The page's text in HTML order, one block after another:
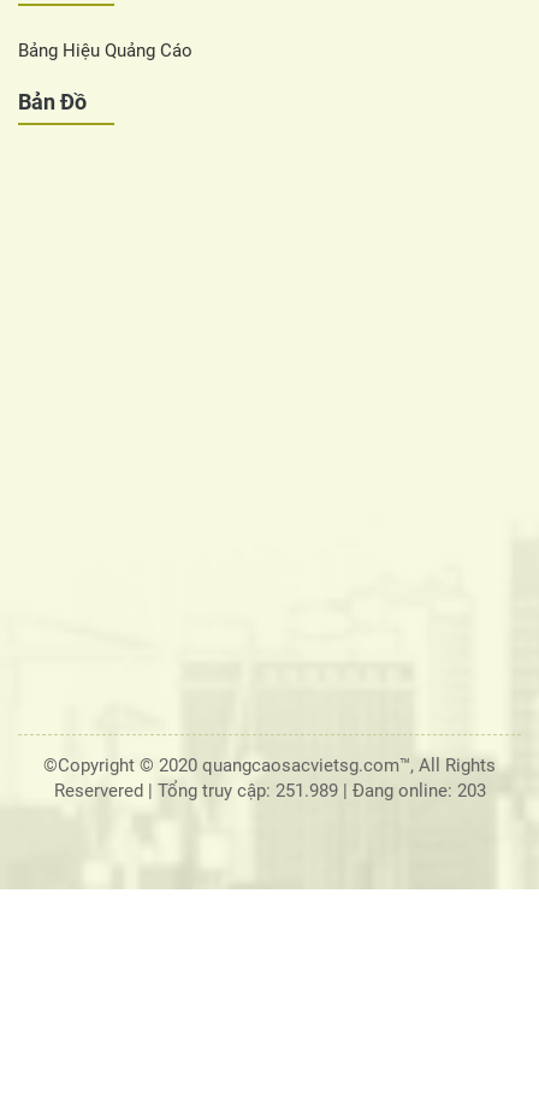
Bảng Hiệu Quảng Cáo
Bản Đồ
©Copyright © 2020 quangcaosacvietsg.com™, All Rights
Reservered | Tổng truy cập: 251.989| Đang online: 203